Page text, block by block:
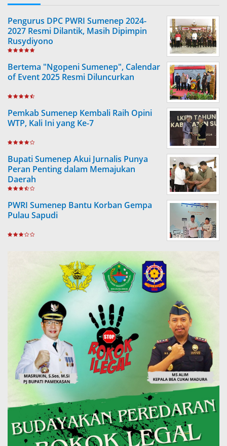
Pengurus DPC PWRI Sumenep 2024-
2027 Resmi Dilantik, Masih Dipimpin
Rusydiyono
Bertema "Ngopeni Sumenep", Calendar
of Event 2025 Resmi Diluncurkan
Pemkab Sumenep Kembali Raih Opini
WTP, Kali Ini yang Ke-7
Bupati Sumenep Akui Jurnalis Punya
Peran Penting dalam Memajukan
Daerah
PWRI Sumenep Bantu Korban Gempa
Pulau Sapudi